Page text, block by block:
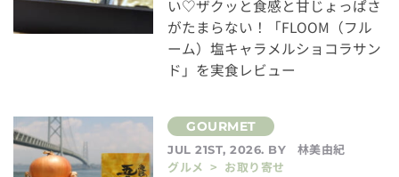
い♡ザクッと食感と甘じょっぱさ
がたまらない！「FLOOM（フル
ーム）塩キャラメルショコラサン
ド」を実食レビュー
JUL 21ST, 2026. BY
林美由紀
グルメ > お取り寄せ